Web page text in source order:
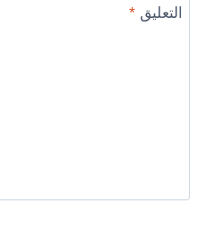
التعليق*